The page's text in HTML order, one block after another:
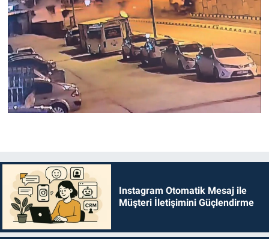
Instagram Otomatik Mesaj ile
Müşteri İletişimini Güçlendirme